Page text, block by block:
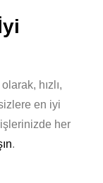
hızlı,
en iyi
her
.